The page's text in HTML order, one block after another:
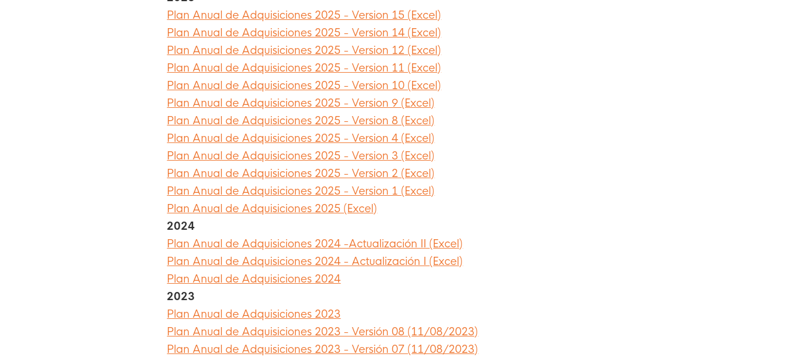
Plan Anual de Adquisiciones 2025 - Version 15 (Excel)
Plan Anual de Adquisiciones 2025 - Version 14 (Excel)
Plan Anual de Adquisiciones 2025 - Version 12 (Excel)
Plan Anual de Adquisiciones 2025 - Version 11 (Excel)
Plan Anual de Adquisiciones 2025 - Version 10 (Excel)
Plan Anual de Adquisiciones 2025 - Version 9 (Excel)
Plan Anual de Adquisiciones 2025 - Version 8 (Excel)
Plan Anual de Adquisiciones 2025 - Version 4 (Excel)
Plan Anual de Adquisiciones 2025 - Version 3 (Excel)
Plan Anual de Adquisiciones 2025 - Version 2 (Excel)
Plan Anual de Adquisiciones 2025 - Version 1 (Excel)
Plan Anual de Adquisiciones 2025 (Excel)
2024
Plan Anual de Adquisiciones 2024 -Actualización II (Excel)
Plan Anual de Adquisiciones 2024 - Actualización I (Excel)
Plan Anual de Adquisiciones 2024
2023
Plan Anual de Adquisiciones 2023
Plan Anual de Adquisiciones 2023 - Versión 08 (11/08/2023)
Plan Anual de Adquisiciones 2023 - Versión 07 (11/08/2023)